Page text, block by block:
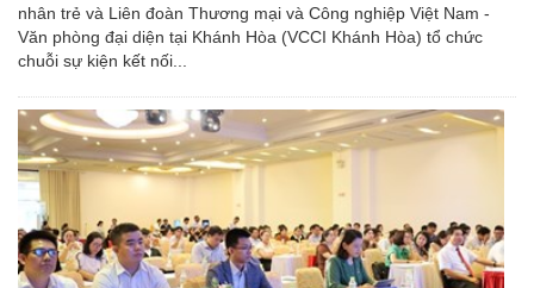
nhân trẻ và Liên đoàn Thương mại và Công nghiệp Việt Nam -
Văn phòng đại diện tại Khánh Hòa (VCCI Khánh Hòa) tổ chức
chuỗi sự kiện kết nối...